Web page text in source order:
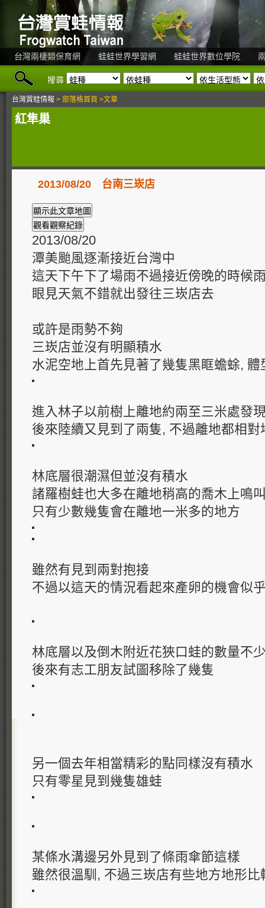
台灣兩棲類保育網 蛙蛙世界學習網 蛙蛙世界數位學院
搜尋
台灣賞蛙情報 > 部落格首頁 >文章
紅隼巢
2013/08/20 台南三崁店
2013/08/20
潭美颱風逐漸接近台灣中
這天下午下了場雨不過接近傍晚的時候
眼見天氣不錯就出發往三崁店去
或許是雨勢不夠
三崁店並沒有明顯積水
水泥空地上首先見著了幾隻黑眶蟾蜍, 體
進入林子以前樹上離地約兩至三米處發
後來陸續又見到了兩隻, 不過離地都相對
林底層很潮濕但並沒有積水
諸羅樹蛙也大多在離地稍高的喬木上鳴
只有少數幾隻會在離地一米多的地方
雖然有見到兩對抱接
不過以這天的情況看起來產卵的機會似
林底層以及倒木附近花狹口蛙的數量不
後來有志工朋友試圖移除了幾隻
另一個去年相當精彩的點同樣沒有積水
只有零星見到幾隻雄蛙
某條水溝邊另外見到了條雨傘節這樣
雖然很溫馴, 不過三崁店有些地方地形